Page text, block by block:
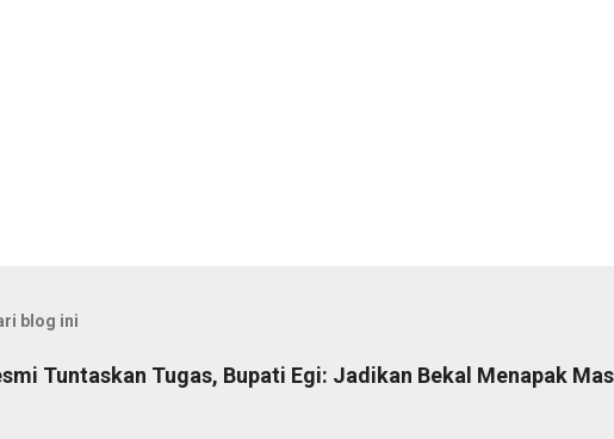
blog ini
Tuntaskan Tugas, Bupati Egi: Jadikan Bekal Menapak